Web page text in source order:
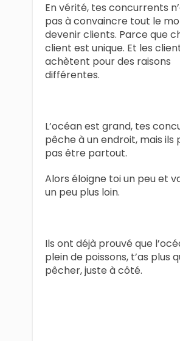
En vérité, tes concurrents
pas à convaincre tout le
devenir clients. Parce que
client est unique. Et les
achètent pour des raisons
différentes.
L’océan est grand, tes
pêche à un endroit, mais ils
pas être partout.
Alors éloigne toi un peu et
un peu plus loin.
Ils ont déjà prouvé que
plein de poissons, t’as plus
pêcher, juste à côté.